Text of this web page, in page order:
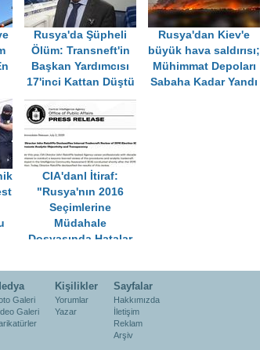
Rusya'da Şüpheli
Ölüm: Transneft'in
Başkan Yardımcısı
17'inci Kattan Düştü
Rusya'dan Kiev'e
büyük hava saldırısı;
Mühimmat Depoları
Sabaha Kadar Yandı
CIA'danl İtiraf:
"Rusya'nın 2016
Seçimlerine
Müdahale
Dosyasında Hatalar
Galeri
Galeri
Kişilikler
Yorumlar
Yazar
Sayfalar
Hakkımızda
İletişim
Reklam
Arşiv